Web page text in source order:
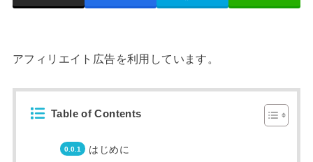
アフィリエイト広告を利用しています。
Table of Contents
はじめに